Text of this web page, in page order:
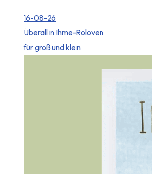
16-08-26
Überall in Ihme-Roloven
für groß und klein